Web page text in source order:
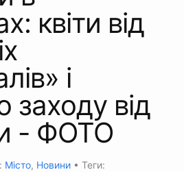
квіти від
і
заходу від
- ФОТО
Місто, Новини • Теги: